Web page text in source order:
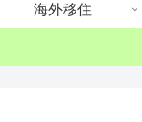
海外移住